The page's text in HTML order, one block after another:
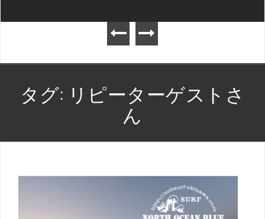
タグ: リピーターゲストさ
ん